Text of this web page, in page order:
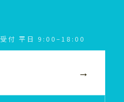
受付 平日 9:00–18:00
→